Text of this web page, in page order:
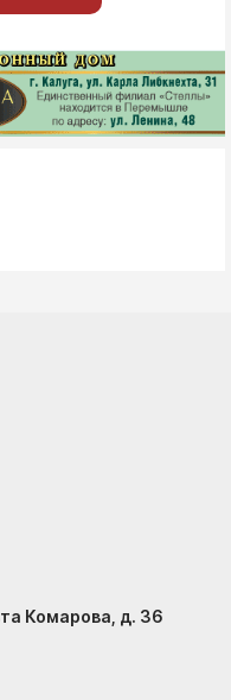
Комарова, д. 36